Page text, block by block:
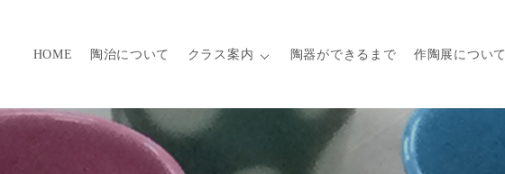
HOME 陶治について クラス案内 陶器ができるまで 作陶展について